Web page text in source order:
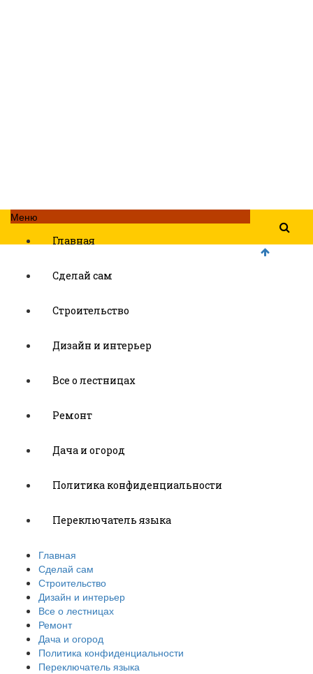
Меню
Главная
Сделай сам
Строительство
Дизайн и интерьер
Все о лестницах
Ремонт
Дача и огород
Политика конфиденциальности
Переключатель языка
Главная
Сделай сам
Строительство
Дизайн и интерьер
Все о лестницах
Ремонт
Дача и огород
Политика конфиденциальности
Переключатель языка